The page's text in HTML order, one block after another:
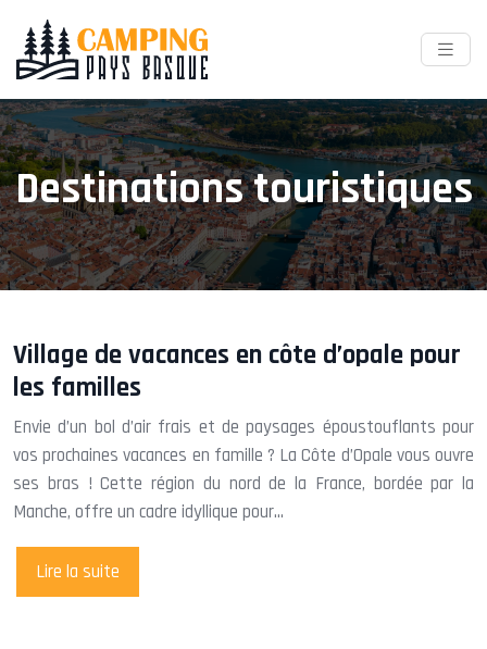
Destinations touristiques
Village de vacances en côte d’opale pour
les familles
Envie d’un bol d’air frais et de paysages époustouflants pour
vos prochaines vacances en famille ? La Côte d’Opale vous ouvre
ses bras ! Cette région du nord de la France, bordée par la
Manche, offre un cadre idyllique pour…
Lire la suite